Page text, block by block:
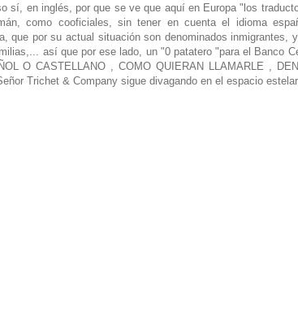
sí, en inglés, por que se ve que aquí en Europa "los
como cooficiales, sin tener en cuenta el idioma
que por su actual situación son denominados
así que por ese lado, un "0 patatero "para el Banco
O CASTELLANO , COMO QUIERAN LLAMARLE ,
Trichet & Company sigue divagando en el espacio